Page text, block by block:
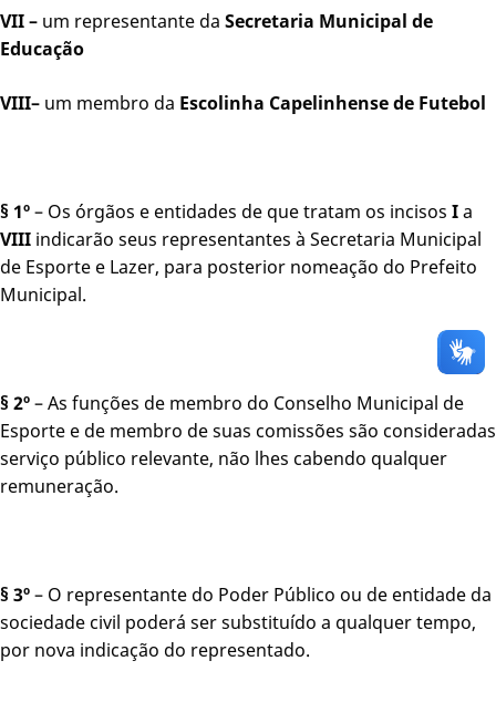
VII – um representante da Secretaria Municipal de
Educação
VIII– um membro da Escolinha Capelinhense de Futebol
§ 1º– Os órgãos e entidades de que tratam os incisos Ia
VIII indicarão seus representantes à Secretaria Municipal
de Esporte e Lazer, para posterior nomeação do Prefeito
Municipal.
§ 2º– As funções de membro do Conselho Municipal de
Esporte e de membro de suas comissões são consideradas
serviço público relevante, não lhes cabendo qualquer
remuneração.
§ 3º– O representante do Poder Público ou de entidade da
sociedade civil poderá ser substituído a qualquer tempo,
por nova indicação do representado.